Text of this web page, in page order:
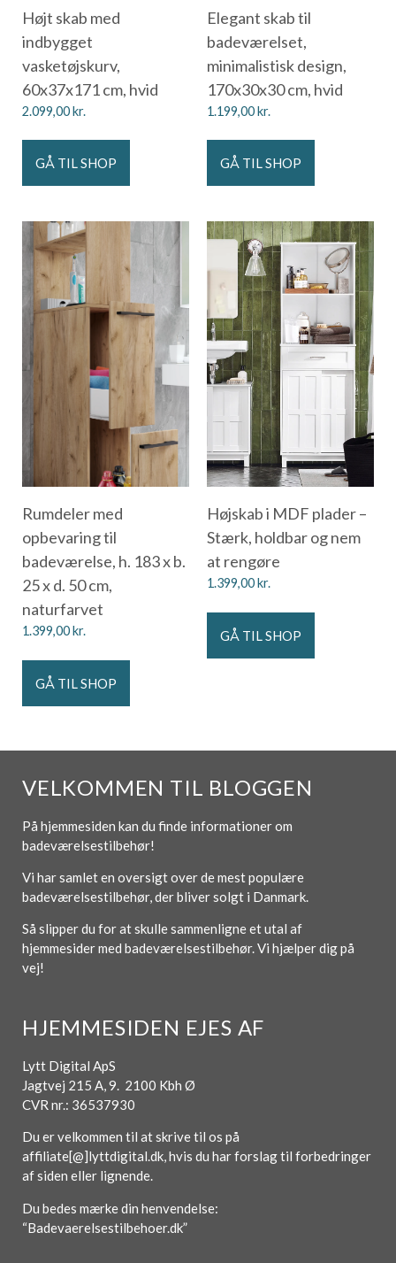
Højt skab med
indbygget
vasketøjskurv,
60x37x171 cm, hvid
2.099,00kr.
GÅ TIL SHOP
Elegant skab til
badeværelset,
minimalistisk design,
170x30x30 cm, hvid
1.199,00kr.
GÅ TIL SHOP
Rumdeler med
opbevaring til
badeværelse, h. 183 x b.
25 x d. 50 cm,
naturfarvet
1.399,00kr.
GÅ TIL SHOP
Højskab i MDF plader –
Stærk, holdbar og nem
at rengøre
1.399,00kr.
GÅ TIL SHOP
VELKOMMEN TIL BLOGGEN
På hjemmesiden kan du finde informationer om
badeværelsestilbehør!
Vi har samlet en oversigt over de mest populære
badeværelsestilbehør, der bliver solgt i Danmark.
Så slipper du for at skulle sammenligne et utal af
hjemmesider med badeværelsestilbehør. Vi hjælper dig på
vej!
HJEMMESIDEN EJES AF
Lytt Digital ApS
Jagtvej 215 A, 9. 2100 Kbh Ø
CVR nr.: 36537930
Du er velkommen til at skrive til os på
affiliate[@]lyttdigital.dk, hvis du har forslag til forbedringer
af siden eller lignende.
Du bedes mærke din henvendelse:
“Badevaerelsestilbehoer.dk”